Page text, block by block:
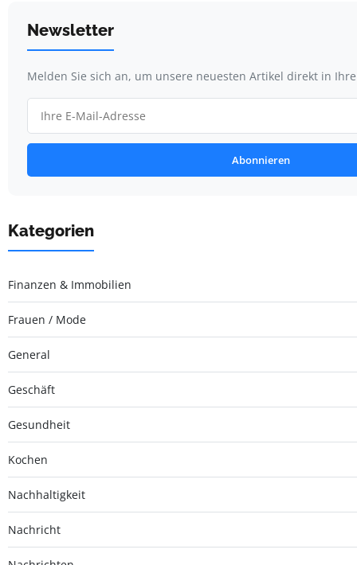
Newsletter
Melden Sie sich an, um unsere neuesten Artikel direkt in
Abonnieren
Kategorien
Finanzen & Immobilien
Frauen / Mode
General
Geschäft
Gesundheit
Kochen
Nachhaltigkeit
Nachricht